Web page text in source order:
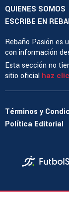
QUIENES SOMOS
ESCRIBE EN
Rebaño Pasión es
con información
Esta sección no
sitio oficial haz
Términos y
Política Editorial